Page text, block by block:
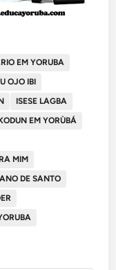
EM YORUBA
OJO IBI
ISESE LAGBA
EM YORÙBÁ
MIM
DE SANTO